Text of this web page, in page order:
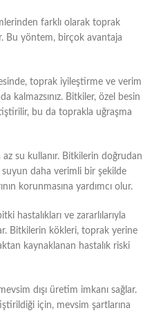
farklı olarak toprak
Bu yöntem, birçok avantaja
toprak iyileştirme ve verim
kalmazsınız. Bitkiler, özel besin
bu da toprakla uğraşma
su kullanır. Bitkilerin doğrudan
daha verimli bir şekilde
korunmasına yardımcı olur.
hastalıkları ve zararlılarıyla
Bitkilerin kökleri, toprak yerine
kaynaklanan hastalık riski
dışı üretim imkanı sağlar.
için, mevsim şartlarına